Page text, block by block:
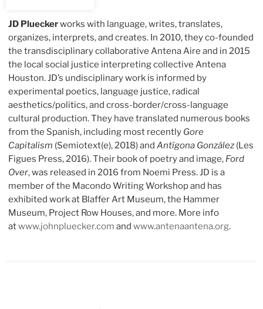
JD Plueckerworks with language, writes, translates,
organizes, interprets, and creates. In 2010, they co-founded
the transdisciplinary collaborative Antena Aire and in 2015
the local social justice interpreting collective Antena
Houston. JD’s undisciplinary work is informed by
experimental poetics, language justice, radical
aesthetics/politics, and cross-border/cross-language
cultural production. They have translated numerous books
from the Spanish, including most recently Gore
Capitalism (Semiotext(e), 2018) andAntígona González (Les
Figues Press, 2016). Their book of poetry and image, Ford
Over, was released in 2016 from Noemi Press. JD is a
member of the Macondo Writing Workshop and has
exhibited work at Blaffer Art Museum, the Hammer
Museum, Project Row Houses, and more. More info
atwww.johnpluecker.com andwww.antenaantena.org.